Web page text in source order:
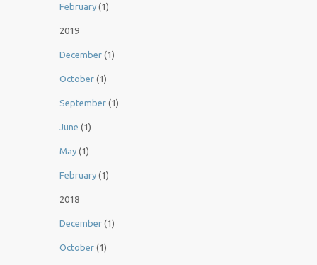
February (1)
2019
December (1)
October (1)
September (1)
June (1)
May (1)
February (1)
2018
December (1)
October (1)